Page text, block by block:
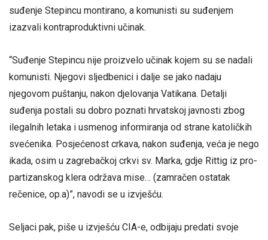
suđenje Stepincu montirano, a komunisti su suđenjem
izazvali kontraproduktivni učinak.
“Suđenje Stepincu nije proizvelo učinak kojem su se nadali
komunisti. Njegovi sljedbenici i dalje se jako nadaju
njegovom puštanju, nakon djelovanja Vatikana. Detalji
suđenja postali su dobro poznati hrvatskoj javnosti zbog
ilegalnih letaka i usmenog informiranja od strane katoličkih
svećenika. Posjećenost crkava, nakon suđenja, veća je nego
ikada, osim u zagrebačkoj crkvi sv. Marka, gdje Rittig iz pro-
partizanskog klera održava mise… (zamračen ostatak
rečenice, op.a)”, navodi se u izvješću.
Seljaci pak, piše u izvješću CIA-e, odbijaju predati svoje